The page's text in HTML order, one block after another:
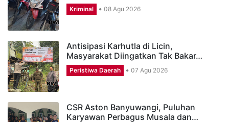
Kriminal 08 Agu 2026
Antisipasi Karhutla di Licin,
Masyarakat Diingatkan Tak Bakar…
Peristiwa Daerah 07 Agu 2026
CSR Aston Banyuwangi, Puluhan
Karyawan Perbagus Musala dan…